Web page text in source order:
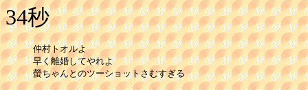
34秒
仲村トオルよ
早く離婚してやれよ
螢ちゃんとのツーショットさむすぎる